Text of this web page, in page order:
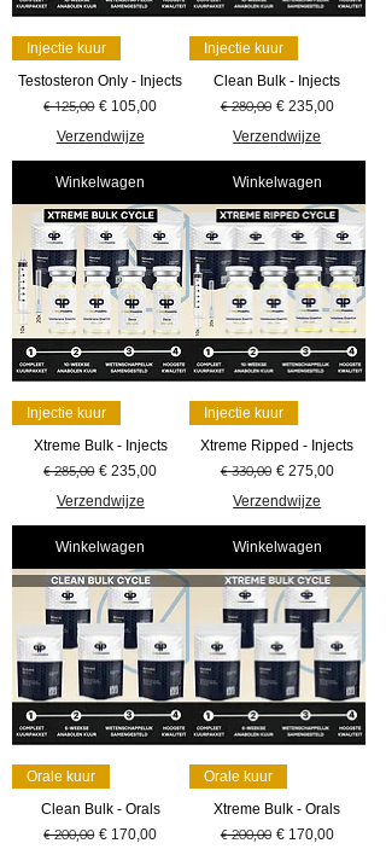
Injectie kuur
Testosteron Only - Injects
Normale prijs
€ 125,00 Verkoopprijs
€ 105,00
Verzendwijze
Winkelwagen
Injectie kuur
Clean Bulk - Injects
Normale prijs
€ 280,00 Verkoopprijs
€ 235,00
Verzendwijze
Winkelwagen
Injectie kuur
Xtreme Bulk - Injects
Normale prijs
€ 285,00 Verkoopprijs
€ 235,00
Verzendwijze
Winkelwagen
Injectie kuur
Xtreme Ripped - Injects
Normale prijs
€ 330,00 Verkoopprijs
€ 275,00
Verzendwijze
Winkelwagen
Orale kuur
Clean Bulk - Orals
Normale prijs
€ 200,00 Verkoopprijs
€ 170,00
Orale kuur
Xtreme Bulk - Orals
Normale prijs
€ 200,00 Verkoopprijs
€ 170,00